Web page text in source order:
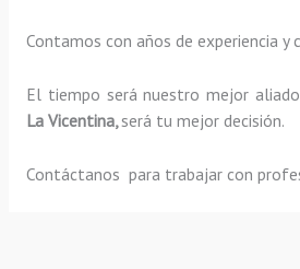
Contamos con años de experiencia
El tiempo será nuestro mejor
La Vicentina, será tu mejor decisión.
Contáctanos para trabajar con